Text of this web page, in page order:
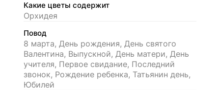
Какие цветы содержит
Орхидея
Повод
8 марта, День рождения, День святого
Валентина, Выпускной, День матери, День
учителя, Первое свидание, Последний
звонок, Рождение ребенка, Татьянин день,
Юбилей